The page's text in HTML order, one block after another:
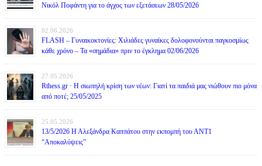
Νικόλ Ποφάντη για το άγχος των εξετάσεων 28/05/2026
02.06.2026
FLASH – Γυναικοκτονίες: Χιλιάδες γυναίκες δολοφονούνται παγκοσμίως
κάθε χρόνο – Τα «σημάδια» πριν το έγκλημα 02/06/2026
27.05.2026
Rthess.gr · Η σιωπηλή κρίση των νέων: Γιατί τα παιδιά μας νιώθουν πιο μόνα
από ποτέ; 25/05/2025
25.05.2026
13/5/2026 Η Αλεξάνδρα Καππάτου στην εκπομπή του ΑΝΤ1
“Αποκαλύψεις”